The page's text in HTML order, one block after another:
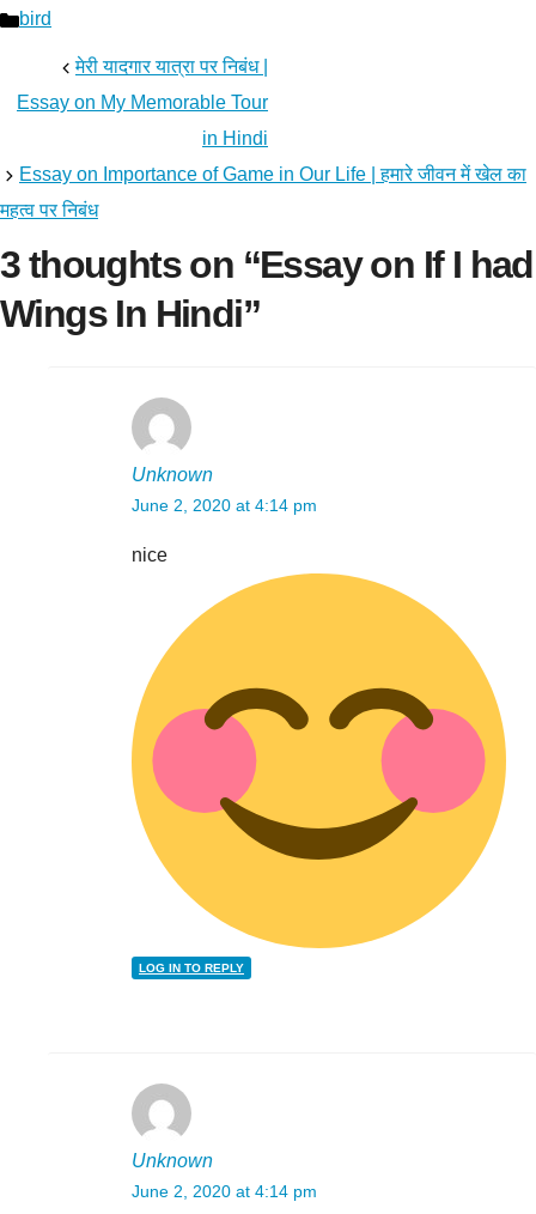
Categories
bird
मेरी यादगार यात्रा पर निबंध |
Essay on My Memorable Tour
in Hindi
Essay on Importance of Game in Our Life | हमारे जीवन में खेल का
महत्व पर निबंध
3 thoughts on “Essay on If I had
Wings In Hindi”
Unknown
June 2, 2020 at 4:14 pm
nice
LOG IN TO REPLY
Unknown
June 2, 2020 at 4:14 pm